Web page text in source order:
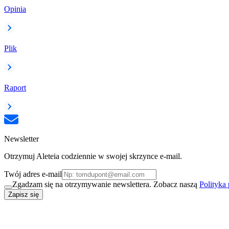
Opinia
Plik
Raport
Newsletter
Otrzymuj Aleteia codziennie w swojej skrzynce e-mail.
Twój adres e-mail
Zgadzam się na otrzymywanie newslettera. Zobacz naszą Polityka
Zapisz się